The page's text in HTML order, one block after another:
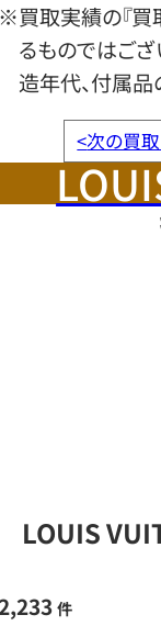
※買取実績の『買
るものではござ
造年代、付属品
<次の買
LOUIS
件